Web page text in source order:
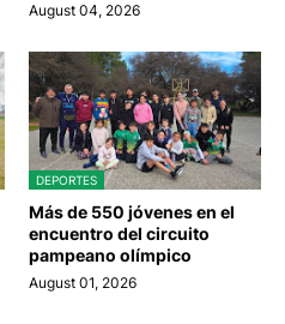
August 04, 2026
DEPORTES
Más de 550 jóvenes en el
encuentro del circuito
pampeano olímpico
August 01, 2026